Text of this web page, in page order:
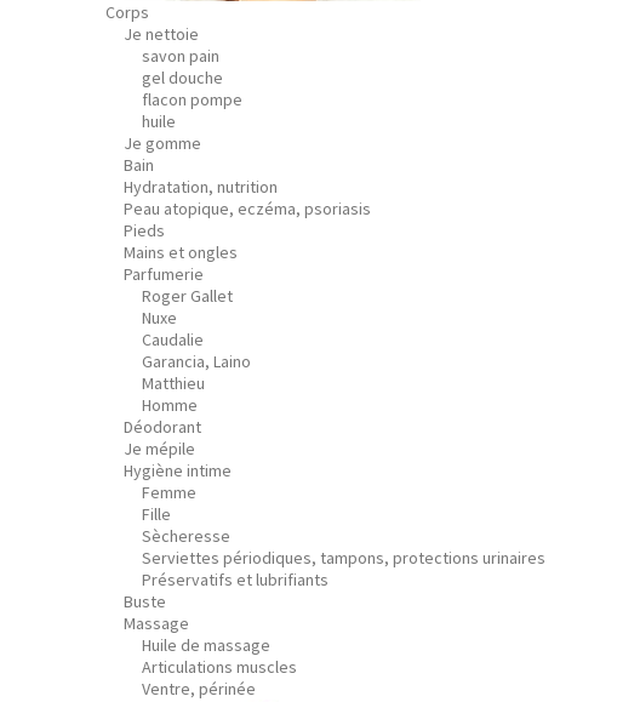
Corps
Je nettoie
savon pain
gel douche
flacon pompe
huile
Je gomme
Bain
Hydratation, nutrition
Peau atopique, eczéma, psoriasis
Pieds
Mains et ongles
Parfumerie
Roger Gallet
Nuxe
Caudalie
Garancia, Laino
Matthieu
Homme
Déodorant
Je mépile
Hygiène intime
Femme
Fille
Sècheresse
Serviettes périodiques, tampons, protections urinaires
Préservatifs et lubrifiants
Buste
Massage
Huile de massage
Articulations muscles
Ventre, périnée